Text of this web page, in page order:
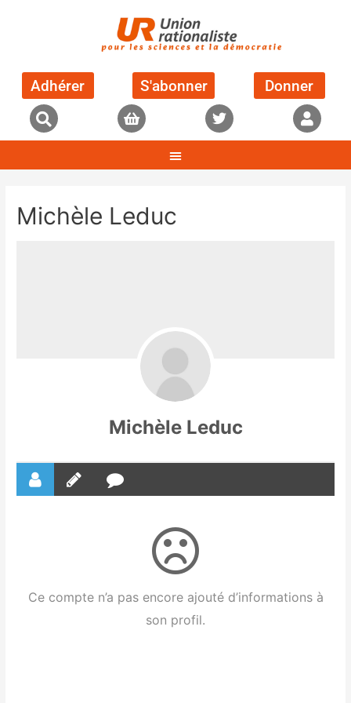
Adhérer S'abonner Donner
Michèle Leduc
Michèle Leduc
Ce compte n’a pas encore ajouté d’informations à
son profil.